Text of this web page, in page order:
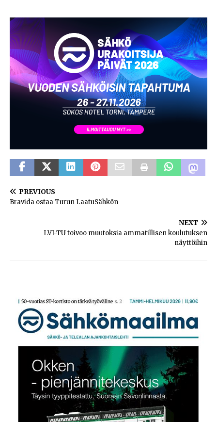
PREVIOUS
Bravida ostaa Turun LaatuSähkön
NEXT
LVI-TU toivoo muutoksia ammatillisen koulutuksen
näyttöihin